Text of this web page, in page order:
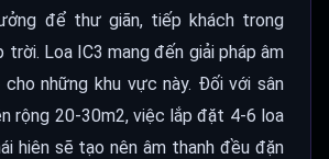
để thư giãn, tiếp khách trong
trời. Loa IC3 mang đến giải pháp âm
cho những khu vực này. Đối với sân
rộng 20-30m2, việc lắp đặt 4-6 loa
hiên sẽ tạo nên âm thanh đều đặn